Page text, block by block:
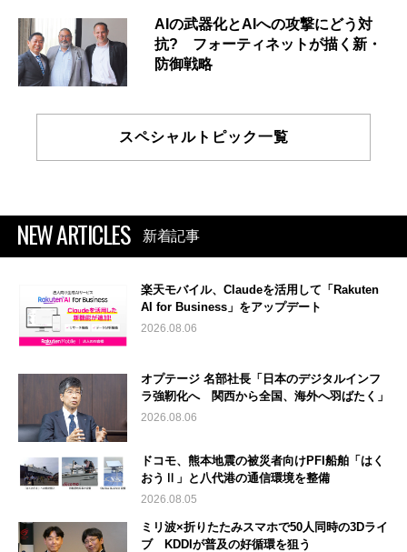
AIの武器化とAIへの攻撃にどう対
抗? フォーティネットが描く新・
防御戦略
スペシャルトピック一覧
NEW ARTICLES 新着記事
楽天モバイル、Claudeを活用して「Rakuten
AI for Business」をアップデート
2026.08.06
オプテージ 名部社長「日本のデジタルインフ
ラ強靭化へ 関西から全国、海外へ羽ばたく」
2026.08.06
ドコモ、熊本地震の被災者向けPFI船舶「はく
おうⅡ」と八代港の通信環境を整備
2026.08.05
ミリ波×折りたたみスマホで50人同時の3Dライ
ブ KDDIが普及の好循環を狙う